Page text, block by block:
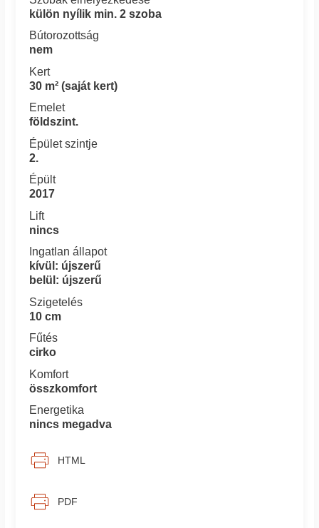
külön nyílik min. 2 szoba
Bútorozottság
nem
Kert
30 m² (saját kert)
Emelet
földszint.
Épület szintje
2.
Épült
2017
Lift
nincs
Ingatlan állapot
kívül: újszerű
belül: újszerű
Szigetelés
10 cm
Fűtés
cirko
Komfort
összkomfort
Energetika
nincs megadva
HTML
PDF